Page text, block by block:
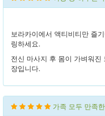
보라카이에서 액티비티만 즐
링하세요.
전신 마사지 후 몸이 가벼워
장입니다.
가족 모두 만족